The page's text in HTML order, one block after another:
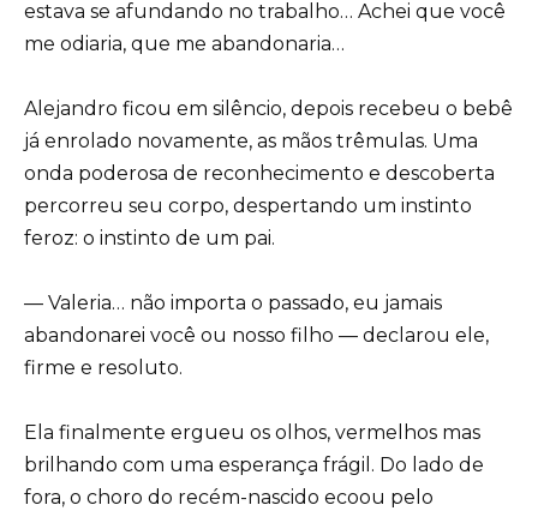
estava se afundando no trabalho… Achei que você
me odiaria, que me abandonaria…
Alejandro ficou em silêncio, depois recebeu o bebê
já enrolado novamente, as mãos trêmulas. Uma
onda poderosa de reconhecimento e descoberta
percorreu seu corpo, despertando um instinto
feroz: o instinto de um pai.
— Valeria… não importa o passado, eu jamais
abandonarei você ou nosso filho — declarou ele,
firme e resoluto.
Ela finalmente ergueu os olhos, vermelhos mas
brilhando com uma esperança frágil. Do lado de
fora, o choro do recém-nascido ecoou pelo